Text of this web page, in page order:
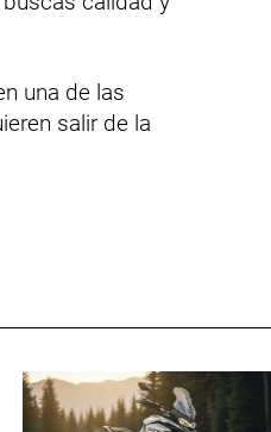
una de las
salir de la